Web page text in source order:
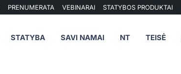
PRENUMERATA VEBINARAI STATYBOS PRODUKTAI
STATYBA SAVI NAMAI NT TEISĖ